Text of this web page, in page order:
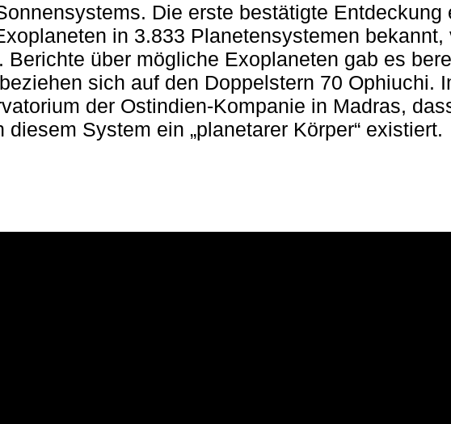
Die erste bestätigte Entdeckung
in 3.833 Planetensystemen bekannt,
über mögliche Exoplaneten gab es
sich auf den Doppelstern 70 Ophiuchi.
der Ostindien-Kompanie in Madras,
System ein „planetarer Körper“ existiert.